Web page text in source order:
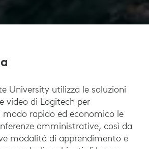
University utilizza le soluzioni
video di Logitech per
modo rapido ed economico le
amministrative, così da
modalità di apprendimento e